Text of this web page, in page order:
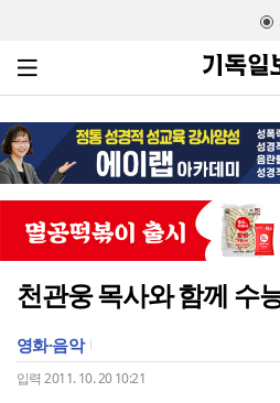
천관웅 목사와 함께 수
영화·음악
입력 2011. 10. 20 10:21